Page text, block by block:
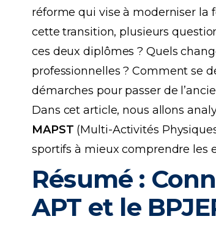
réforme qui vise à moderniser la
cette transition, plusieurs
ces deux diplômes ? Quels
professionnelles ? Comment se
démarches pour passer de
Dans cet article, nous allons
MAPST (Multi-Activités
sportifs à mieux comprendre les
Résumé :
APT et le